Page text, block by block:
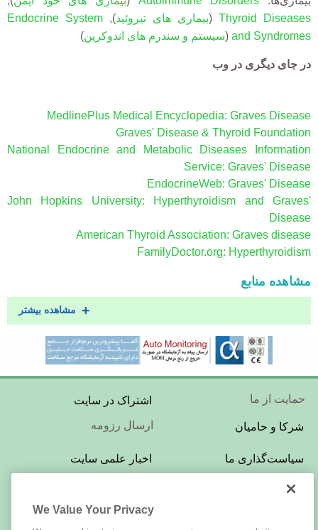
Thyroid Diseases
(بیماری های تیروئید),
Endocrine System
and Syndromes
(سیستم و سندرم های اندوکرین)
در جای دیگری در وب
MedlinePlus Medical Encyclopedia: Graves Disease
Graves' Disease & Thyroid Foundation
National Endocrine and Metabolic Diseases Information
Service: Graves' Disease
EndocrineWeb: Graves' Disease
John Hopkins University: Hyperthyroidism and Graves'
Disease
American Thyroid Association: Graves disease
FamilyDoctor.org: Hyperthyroidism
مشاهده منابع
مشاهده بیشتر
Footer
اشتراک در سایت حمایت از ما
ارسال رزومه شرکا و حامیان
Footer
Menu
اخبار علمی سایت سیاست‌گذاری ما
تبلیغات در سایت
درباره‌ی این سایت
We Value Your Privacy